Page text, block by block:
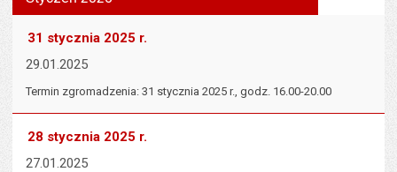
31 stycznia 2025 r.
29.01.2025
Termin zgromadzenia: 31 stycznia 2025 r., godz. 16.00-20.00
28 stycznia 2025 r.
27.01.2025